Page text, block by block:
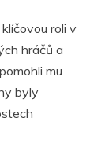
roli v
hráčů a
mu
byly